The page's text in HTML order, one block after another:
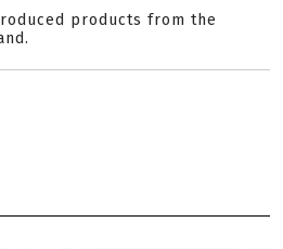
products from the